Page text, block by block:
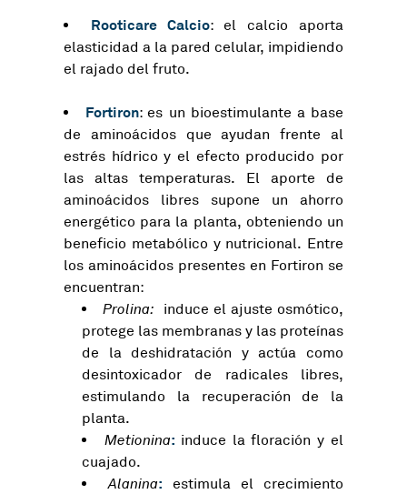
Rooticare Calcio: el calcio aporta
elasticidad a la pared celular, impidiendo
el rajado del fruto.
Fortiron: es un bioestimulante a base
de aminoácidos que ayudan frente al
estrés hídrico y el efecto producido por
las altas temperaturas. El aporte de
aminoácidos libres supone un ahorro
energético para la planta, obteniendo un
beneficio metabólico y nutricional. Entre
los aminoácidos presentes en Fortiron se
encuentran:
Prolina: induce el ajuste osmótico,
protege las membranas y las proteínas
de la deshidratación y actúa como
desintoxicador de radicales libres,
estimulando la recuperación de la
planta.
Metionina: induce la floración y el
cuajado.
Alanina: estimula el crecimiento